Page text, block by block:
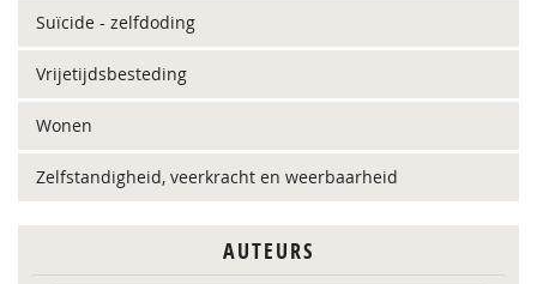
Suïcide - zelfdoding
Vrijetijdsbesteding
Wonen
Zelfstandigheid, veerkracht en weerbaarheid
AUTEURS